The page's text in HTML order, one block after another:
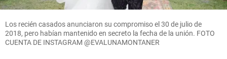
Los recién casados anunciaron su compromiso el 30 de julio de
2018, pero habían mantenido en secreto la fecha de la unión. FOTO
CUENTA DE INSTAGRAM @EVALUNAMONTANER